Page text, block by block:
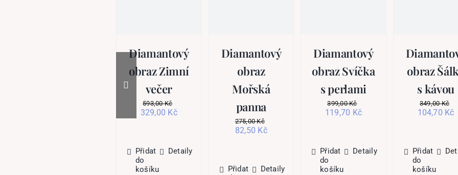
Diamantový
obraz Zimní
večer
593,00Kč
Původní
329,00 KčAktuální
Přidat
do
košíku
Detaily
Diamantový
obraz
Mořská
panna
275,00Kč
Původní
82,50 KčAktuální
Přidat
Detaily
Diamantový
obraz Svíčka
s perlami
399,00Kč
Původní
119,70 KčAktuální
Přidat
do
košíku
Detaily
obraz
s kávou
349,00Kč
Původní
104,70 Kč
Přidat
do
košíku